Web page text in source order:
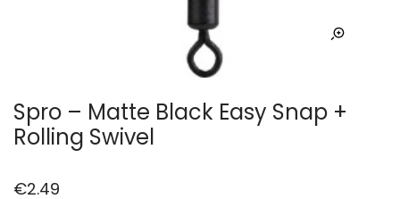
Spro – Matte Black Easy Snap +
Rolling Swivel
€2.49